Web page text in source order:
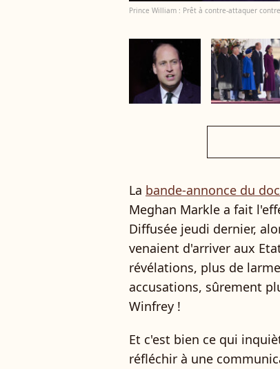
Prince William : Prêt à contre-attaquer
La bande-annonce du
Meghan Markle a fait
Diffusée jeudi dernier,
venaient d'arriver aux
révélations, plus de
accusations, sûrement
Winfrey !
Et c'est bien ce qui
réfléchir à une